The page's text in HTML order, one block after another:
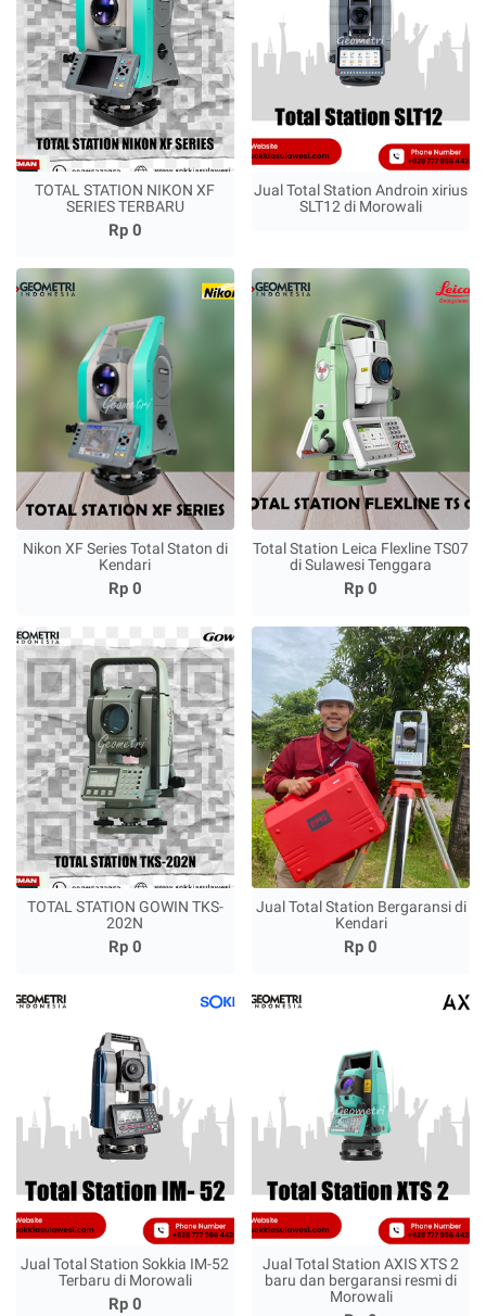
TOTAL STATION NIKON XF
SERIES TERBARU
Rp 0
Jual Total Station Androin xirius
SLT12 di Morowali
Nikon XF Series Total Staton di
Kendari
Rp 0
Total Station Leica Flexline TS07
di Sulawesi Tenggara
Rp 0
TOTAL STATION GOWIN TKS-
202N
Rp 0
Jual Total Station Bergaransi di
Kendari
Rp 0
Jual Total Station Sokkia IM-52
Terbaru di Morowali
Rp 0
Jual Total Station AXIS XTS 2
baru dan bergaransi resmi di
Morowali